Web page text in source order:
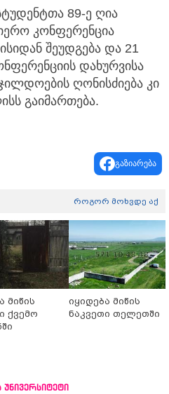
89-ე ღია
კონფერენცია
შეუდგება და 21
დახურვისა
ღონისძიება კი
გაიმართება.
გაზიარება
როგორ მოხვდე აქ
მიწის
ქვემო
იყიდება მიწის
ნაკვეთი თელეთში